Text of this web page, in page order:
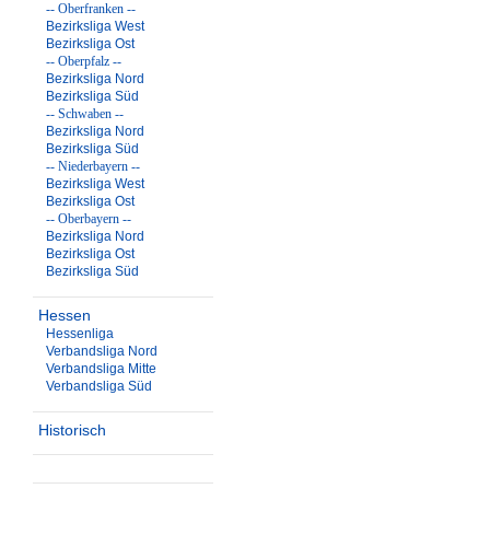
-- Oberfranken --
Bezirksliga West
Bezirksliga Ost
-- Oberpfalz --
Bezirksliga Nord
Bezirksliga Süd
-- Schwaben --
Bezirksliga Nord
Bezirksliga Süd
-- Niederbayern --
Bezirksliga West
Bezirksliga Ost
-- Oberbayern --
Bezirksliga Nord
Bezirksliga Ost
Bezirksliga Süd
Hessen
Hessenliga
Verbandsliga Nord
Verbandsliga Mitte
Verbandsliga Süd
Historisch